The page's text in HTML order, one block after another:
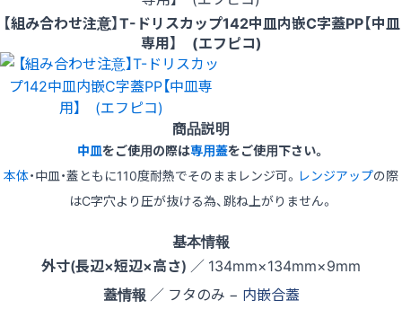
【組み合わせ注意】T-ドリスカップ142中皿内嵌C字蓋PP【中皿
専用】 (エフピコ)
商品説明
中皿をご使用の際は専用蓋をご使用下さい。
本体・中皿・蓋ともに110度耐熱でそのままレンジ可。 レンジアップの際
はC字穴より圧が抜ける為、跳ね上がりません。
基本情報
外寸(長辺×短辺×高さ) ／ 134mm×134mm×9mm
蓋情報 ／ フタのみ − 内嵌合蓋